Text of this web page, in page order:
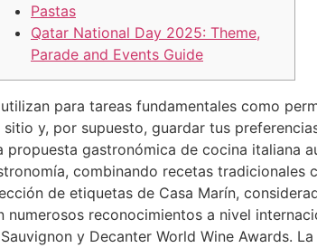
Pastas
Qatar National Day 2025: Theme,
Parade and Events Guide
utilizan para tareas fundamentales como
sitio y, por supuesto, guardar tus
propuesta gastronómica de cocina italiana
combinando recetas tradicionales
de etiquetas de Casa Marín,
numerosos reconocimientos a nivel
y Decanter World Wine Awards.